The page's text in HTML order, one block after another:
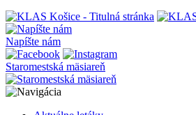
Napíšte nám
Staromestská mäsiareň